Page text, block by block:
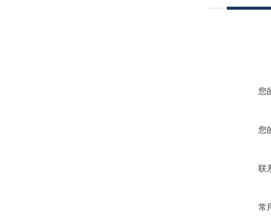
您
您
联
常